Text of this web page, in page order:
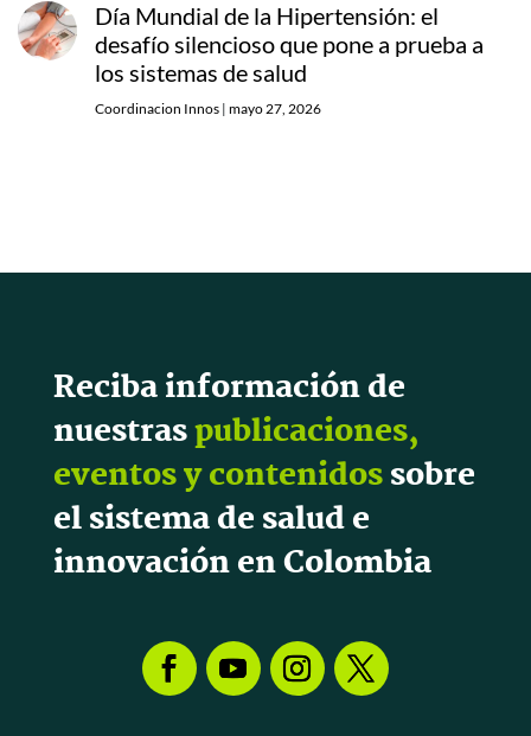
Día Mundial de la Hipertensión: el
desafío silencioso que pone a prueba a
los sistemas de salud
Coordinacion Innos | mayo 27, 2026
Reciba información de
nuestraspublicaciones,
eventos y contenidossobre
el sistema de salud e
innovación en Colombia